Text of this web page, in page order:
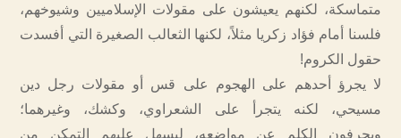
متماسكة، لكنهم يعيشون على مقولات الإسلاميين وشيوخهم،
فلسنا أمام فؤاد زكريا مثلاً، لكنها الثعالب الصغيرة التي أفسدت
حقول الكروم!
لا يجرؤ أحدهم على الهجوم على قس أو مقولات رجل دين
مسيحي، لكنه يتجرأ على الشعراوي، وكشك، وغيرهما؛
ويحرفون الكلم عن مواضعه، ليسهل عليهم التمكن من